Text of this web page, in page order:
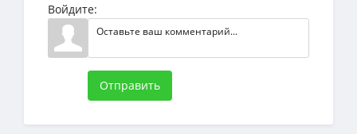
Войдите:
Отправить